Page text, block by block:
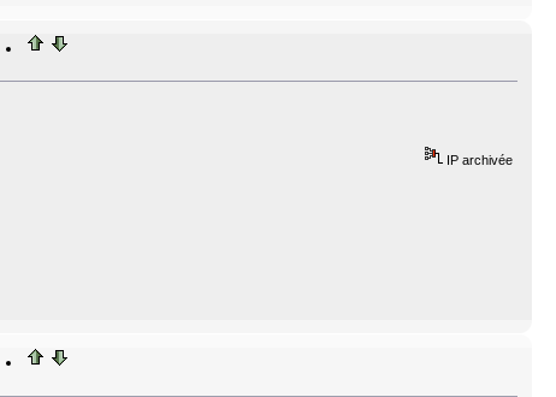
IP archivée